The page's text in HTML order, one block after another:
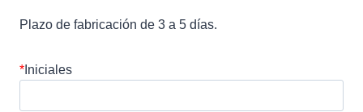
Plazo de fabricación de 3 a 5 días.
* Iniciales